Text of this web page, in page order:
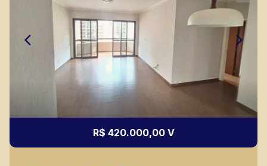
R$ 420.000,00 V